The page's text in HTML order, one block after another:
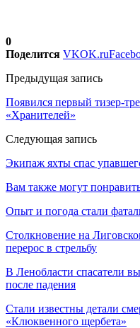
0
Поделится VKOK.ru
Предыдущая запись
Появился первый тизер-
«Хранителей»
Следующая запись
Экипаж яхты спас
Вам также могут
Опыт и погода стали
Столкновение на
перерос в стрельбу
В Ленобласти спасатели
после падения
Стали известны детали
«Клюквенного щербета»